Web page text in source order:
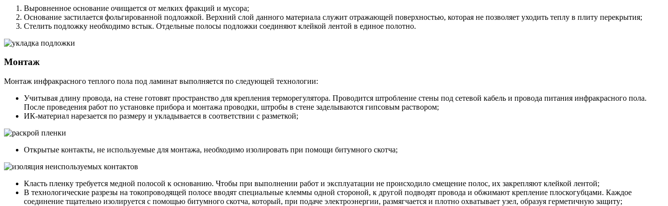
Выровненное основание очищается от мелких фракций и мусора;
Основание застилается фольгированной подложкой. Верхний слой данного материала служит отражающей поверхностью, которая не позволяет уходить теплу в плиту перекрытия;
Стелить подложку необходимо встык. Отдельные полосы подложки соединяют клейкой лентой в единое полотно.
Монтаж
Монтаж инфракрасного теплого пола под ламинат выполняется по следующей технологии:
Учитывая длину провода, на стене готовят пространство для крепления терморегулятора. Проводится штробление стены под сетевой кабель и провода питания инфракрасного пола.
После проведения работ по установке прибора и монтажа проводки, штробы в стене заделываются гипсовым раствором;
ИК-материал нарезается по размеру и укладывается в соответствии с разметкой;
Открытые контакты, не используемые для монтажа, необходимо изолировать при помощи битумного скотча;
Класть пленку требуется медной полосой к основанию. Чтобы при выполнении работ и эксплуатации не происходило смещение полос, их закрепляют клейкой лентой;
В технологические разрезы на токопроводящей полосе вводят специальные клеммы одной стороной, к другой подводят провода и обжимают крепление плоскогубцами. Каждое
соединение тщательно изолируется с помощью битумного скотча, который, при подаче электроэнергии, размягчается и плотно охватывает узел, образуя герметичную защиту;